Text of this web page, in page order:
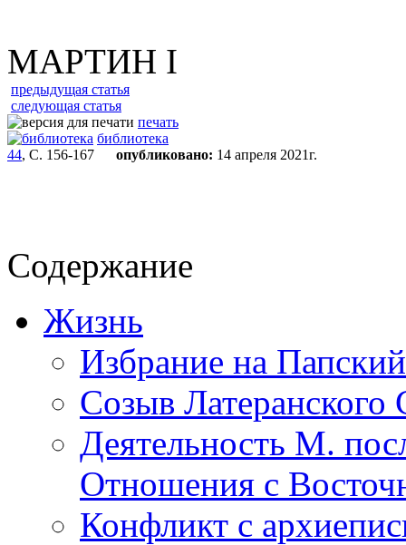
МАРТИН I
предыдущая статья
следующая статья
печать
библиотека
44, С. 156-167 опубликовано: 14 апреля 2021г.
Содержание
Жизнь
Избрание на
Созыв Латеранского
Деятельность М.
Отношения с
Конфликт с